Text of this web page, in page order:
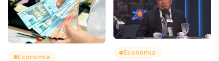
Economia
Economia